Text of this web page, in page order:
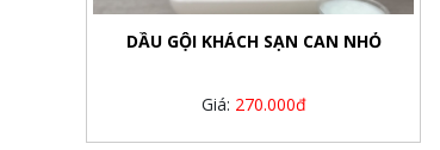
DẦU GỘI KHÁCH SẠN CAN NHỎ
Giá: 270.000đ